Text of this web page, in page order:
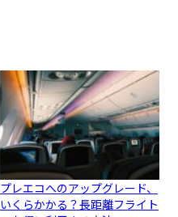
プレエコへのアップグレード、
いくらかかる？長距離フライト